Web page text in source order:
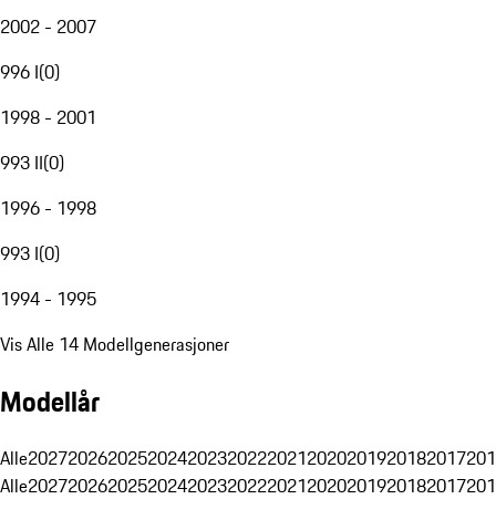
2002 - 2007
996 I(0)
1998 - 2001
993 II(0)
1996 - 1998
993 I(0)
1994 - 1995
Vis Alle 14 Modellgenerasjoner
Modellår
Alle20272026202520242023202220212020201920182017
Alle20272026202520242023202220212020201920182017